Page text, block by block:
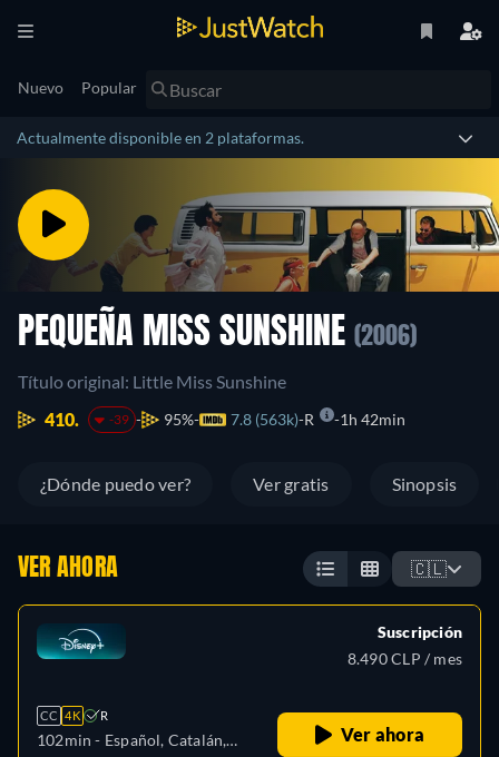
Nuevo Popular
Actualmente disponible en 2 plataformas.
PEQUEÑA MISS SUNSHINE (2006)
Título original: Little Miss Sunshine
410.
-39 95% 7.8 (563k) R 1h 42min
¿Dónde puedo ver? Ver gratis Sinopsis
VER AHORA 🇨🇱
CC 4K R
102min - Español, Catalán,
Suscripción
8.490 CLP / mes
Ver ahora